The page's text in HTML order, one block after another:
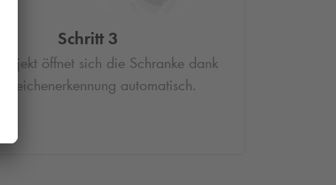
Schritt 3
öffnet sich die Schranke dank
automatisch.